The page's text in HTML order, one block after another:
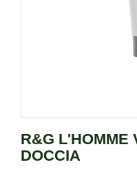
R&G L'HOMME
DOCCIA